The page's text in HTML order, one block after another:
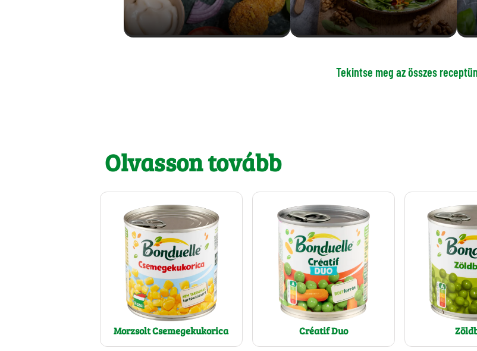
Tekintse meg az összes
Olvasson tovább
Morzsolt Csemegekukorica Créatif Duo